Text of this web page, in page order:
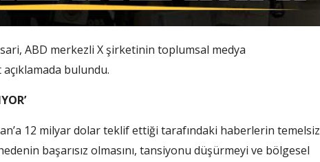
ABD merkezli X şirketinin toplumsal medya
bulundu.
12 milyar dolar teklif ettiği tarafındaki haberlerin temelsiz
başarısız olmasını, tansiyonu düşürmeyi ve bölgesel